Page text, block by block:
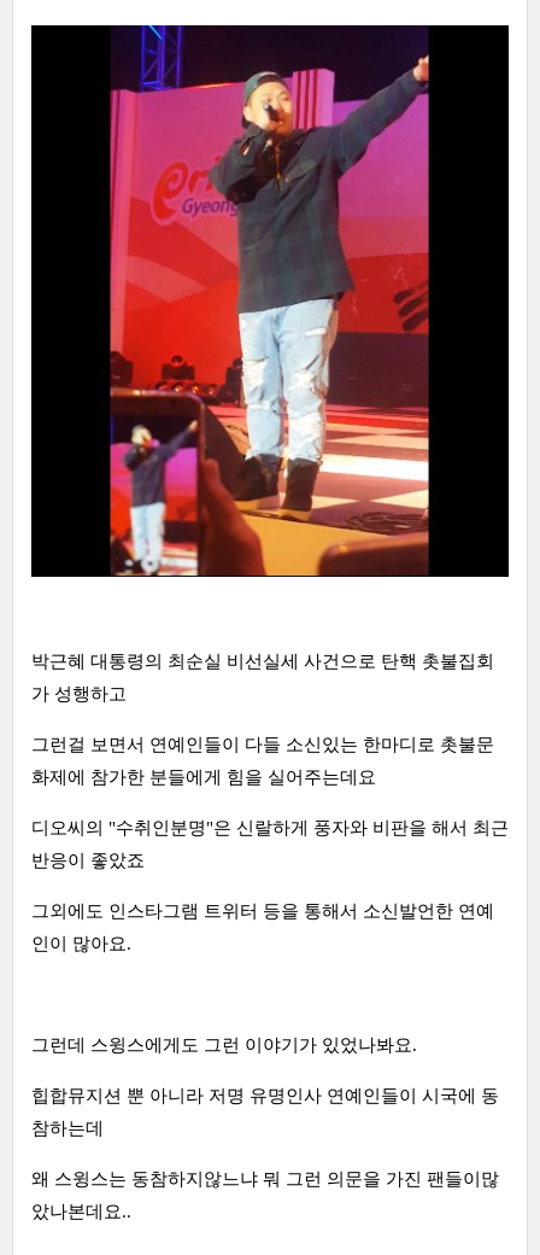
박근혜 대통령의 최순실 비선실세 사건으로 탄핵 촛불집회
가 성행하고
그런걸 보면서 연예인들이 다들 소신있는 한마디로 촛불문
화제에 참가한 분들에게 힘을 실어주는데요
디오씨의 "수취인분명"은 신랄하게 풍자와 비판을 해서 최근
반응이 좋았죠
그외에도 인스타그램 트위터 등을 통해서 소신발언한 연예
인이 많아요.
그런데 스윙스에게도 그런 이야기가 있었나봐요.
힙합뮤지션 뿐 아니라 저명 유명인사 연예인들이 시국에 동
참하는데
왜 스윙스는 동참하지않느냐 뭐 그런 의문을 가진 팬들이많
았나본데요..